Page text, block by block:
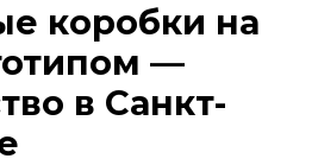
коробки на
—
в Санкт-